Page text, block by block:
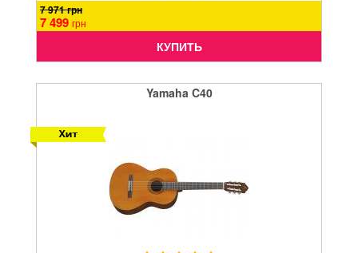
7 971 грн
7 499 грн
КУПИТЬ
Yamaha C40